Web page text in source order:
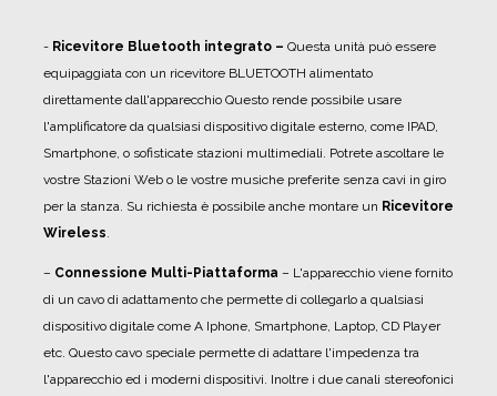
- Ricevitore Bluetooth integrato – Questa unità può essere
equipaggiata con un ricevitore BLUETOOTH alimentato
direttamente dall'apparecchio Questo rende possibile usare
l'amplificatore da qualsiasi dispositivo digitale esterno, come IPAD,
Smartphone, o sofisticate stazioni multimediali. Potrete ascoltare le
vostre Stazioni Web o le vostre musiche preferite senza cavi in giro
per la stanza. Su richiesta è possibile anche montare un Ricevitore
Wireless
– Connessione Multi-Piattaforma – L'apparecchio viene fornito
di un cavo di adattamento che permette di collegarlo a qualsiasi
dispositivo digitale come A Iphone, Smartphone, Laptop, CD Player
etc. Questo cavo speciale permette di adattare l'impedenza tra
l'apparecchio ed i moderni dispositivi. Inoltre i due canali stereofonici